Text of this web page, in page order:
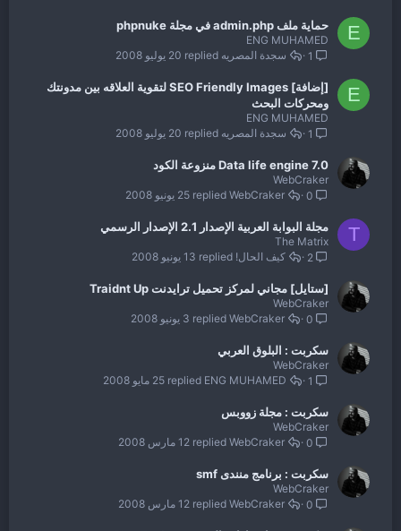
E حماية ملف admin.php في مجلة phpnuke
ENG MUHAMED
1
20 يوليو 2008 سجدة المصريه
E
[إضافة] SEO Friendly Images لتقوية العلاقه بين مدونتك
ومحركات البحث
ENG MUHAMED
1
20 يوليو 2008 سجدة المصريه
Data life engine 7.0 منزوعة الكود
WebCraker
0
25 يونيو 2008 WebCraker
T مجلة البوابة العربية الإصدار 2.1 الإصدار الرسمي
The Matrix
2
13 يونيو 2008 كيف الحال!
[ستايل] مجاني لمركز تحميل ترايدنت Traidnt Up
WebCraker
0
3 يونيو 2008 WebCraker
سكربت : البلوق العربي
WebCraker
1
25 مايو 2008 ENG MUHAMED
سكربت : مجلة زووبس
WebCraker
0
12 مارس 2008 WebCraker
سكربت : برنامج منندى smf
WebCraker
0
12 مارس 2008 WebCraker